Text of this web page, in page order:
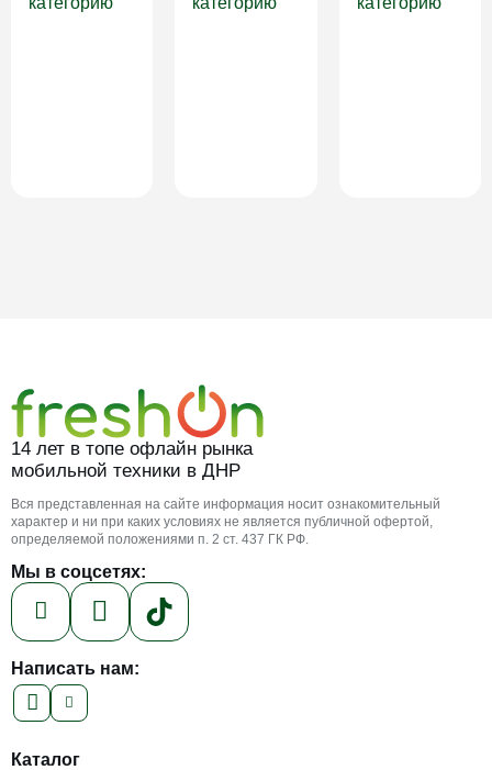
14 лет в топе офлайн рынка
мобильной техники в ДНР
Вся представленная на сайте информация носит ознакомительный
характер и ни при каких условиях не является публичной офертой,
определяемой положениями п. 2 ст. 437 ГК РФ.
Мы в соцсетях:
Написать нам:
Каталог